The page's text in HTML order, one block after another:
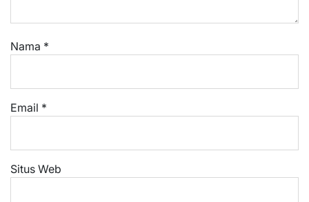
Nama *
Email *
Situs Web